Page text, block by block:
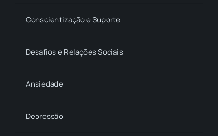
Conscientização e Suporte
Desafios e Relações Sociais
Ansiedade
Depressão